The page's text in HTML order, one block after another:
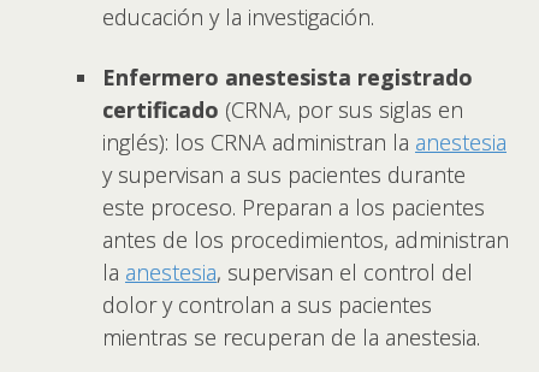
educación y la investigación.
Enfermero anestesista registrado
certificado (CRNA, por sus siglas en
inglés): los CRNA administran la anestesia
y supervisan a sus pacientes durante
este proceso. Preparan a los pacientes
antes de los procedimientos, administran
la anestesia, supervisan el control del
dolor y controlan a sus pacientes
mientras se recuperan de la anestesia.